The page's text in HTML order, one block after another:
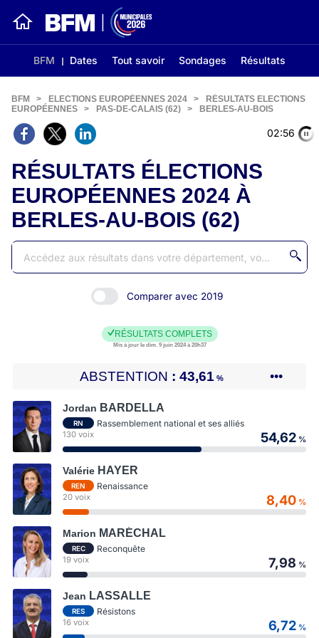
BFM Dates Tout savoir Sondages Résultats
02:56
BFM > ELECTIONS EUROPÉENNES 2024 >
RÉSULTATS ELECTIONS
EUROPÉENNES
> PAS-DE-CALAIS (62) > BERLES-AU-BOIS
RÉSULTATS ÉLECTIONS
EUROPÉENNES 2024 À
BERLES-AU-BOIS (62)
Comparer avec 2019
RÉSULTATS COMPLETS
Mis à jour le dim. 9 juin 2024 à 20h37
ABSTENTION 43,61 % •••
Jordan BARDELLA
RN Rassemblement national et ses alliés
130 voix 54,62 %
Valérie HAYER
REN Renaissance
20 voix 8,40 %
Marion MARÉCHAL
REC Reconquête
19 voix 7,98 %
Jean LASSALLE
RES Résistons
16 voix 6,72 %